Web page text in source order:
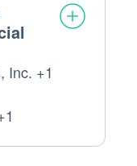
Inc. +1